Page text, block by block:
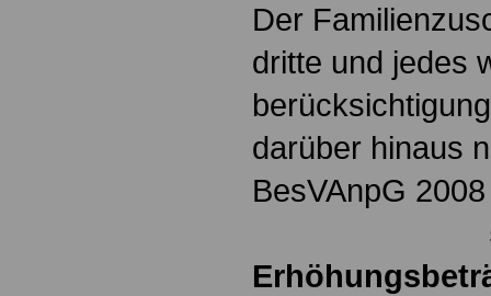
Der
dritte und jedes
darüber hinaus
50,00